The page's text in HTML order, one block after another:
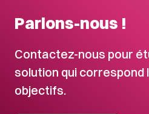
Parlons-nous !
Contactez-nous pour
solution qui correspond
objectifs.